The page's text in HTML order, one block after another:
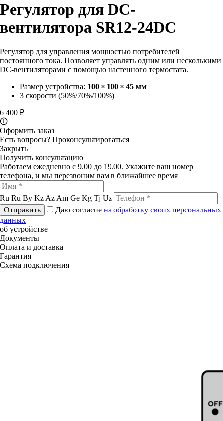
Регулятор для DC-
вентилятора SR12-24DC
Регулятор для управления мощностью потребителей
постоянного тока. Позволяет управлять одним или несколькими
DС-вентиляторами с помощью настенного термостата.
Размер устройства: 100 × 100 × 45 мм
3 скорости (50%/70%/100%)
6 400 ₽
🛈
Оформить заказ
Есть вопросы? Проконсультироваться
Закрыть
Получить консультацию
Работаем ежедневно с 9.00 до 19.00. Укажите ваш номер
телефона, и мы перезвоним вам в ближайшее время
Ru Ru By Kz Az Am Ge Kg Tj Uz
Отправить
Даю согласие на обработку своих персональных
данных
об устройстве
Документы
Оплата и доставка
Гарантия
Схема подключения